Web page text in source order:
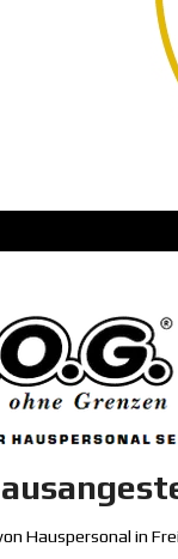
in